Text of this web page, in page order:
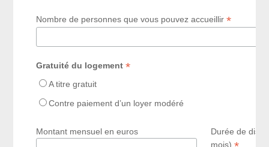
Nombre de personnes que vous pouvez accueillir*
Gratuité du logement*
A titre gratuit
Contre paiement d’un loyer modéré
Montant mensuel en euros
Durée de
mois)